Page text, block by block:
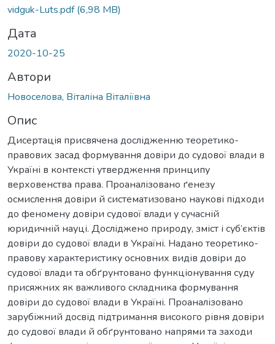
vidguk-Luts.pdf(6,98 MB)
Дата
2020-10-25
Автори
Новоселова, Віталіна Віталіївна
Опис
Дисертація присвячена дослідженню теоретико-
правових засад формування довіри до судової влади в
Україні в контексті утвердження принципу
верховенства права. Проаналізовано ґенезу
осмислення довіри й систематизовано наукові підходи
до феномену довіри судової влади у сучасній
юридичній науці. Досліджено природу, зміст і суб’єктів
довіри до судової влади в Україні. Надано теоретико-
правову характеристику основних видів довіри до
судової влади та обґрунтовано функціонування суду
присяжних як важливого складника формування
довіри до судової влади в Україні. Проаналізовано
зарубіжний досвід підтримання високого рівня довіри
до судової влади й обґрунтовано напрями та заходи